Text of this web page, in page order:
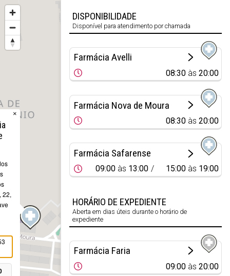
22,
×
DISPONIBILIDADE
Disponível para atendimento por chamada
Farmácia Avelli
08:30 às20:00
Farmácia Nova de Moura
08:30 às20:00
Farmácia Safarense
09:00 às 13:00 15:00 às 19:00
HORÁRIO DE EXPEDIENTE
Aberta em dias úteis durante o horário de
expediente
Farmácia Faria
09:00 às20:00